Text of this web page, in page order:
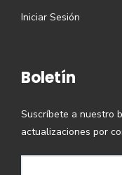
Iniciar Sesión
Boletín
Suscríbete a nuestro
actualizaciones por